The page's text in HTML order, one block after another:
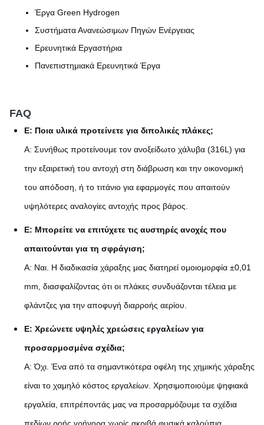
Έργα Green Hydrogen
Συστήματα Ανανεώσιμων Πηγών Ενέργειας
Ερευνητικά Εργαστήρια
Πανεπιστημιακά Ερευνητικά Έργα
FAQ
Ε: Ποια υλικά προτείνετε για διπολικές πλάκες;
Α: Συνήθως προτείνουμε τον ανοξείδωτο χάλυβα (316L) για
την εξαιρετική του αντοχή στη διάβρωση και την οικονομική
του απόδοση, ή το τιτάνιο για εφαρμογές που απαιτούν
υψηλότερες αναλογίες αντοχής προς βάρος.
Ε: Μπορείτε να επιτύχετε τις αυστηρές ανοχές που
απαιτούνται για τη σφράγιση;
Α: Ναι. Η διαδικασία χάραξης μας διατηρεί ομοιομορφία ±0,01
mm, διασφαλίζοντας ότι οι πλάκες συνδυάζονται τέλεια με
φλάντζες για την αποφυγή διαρροής αερίου.
Ε: Χρεώνετε υψηλές χρεώσεις εργαλείων για
προσαρμοσμένα σχέδια;
Α: Όχι. Ένα από τα σημαντικότερα οφέλη της χημικής χάραξης
είναι το χαμηλό κόστος εργαλείων. Χρησιμοποιούμε ψηφιακά
εργαλεία, επιτρέποντάς μας να προσαρμόζουμε τα σχέδια
πεδίων ροής γρήγορα χωρίς ακριβά φυσικά καλούπια.